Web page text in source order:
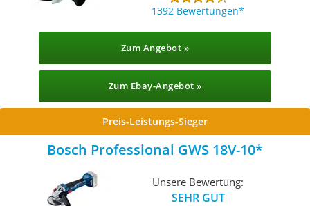
1392 Bewertungen
Zum Angebot »
Zum Ebay-Angebot »
Preis-Leistungs-Sieger
Bosch Professional GWS 18V-10
Unsere Bewertung:
SEHR GUT